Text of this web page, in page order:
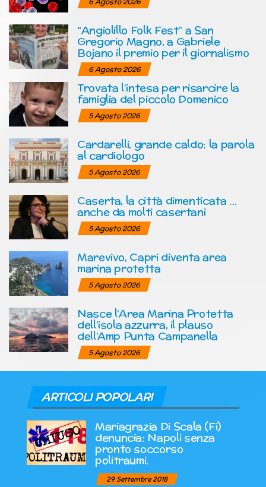
“Angiolillo Folk Fest” a San
Gregorio Magno, a Gabriele
Bojano il premio per il giornalismo
6 Agosto 2026
Trovata l’intesa per risarcire la
famiglia del piccolo Domenico
5 Agosto 2026
Cardarelli, grande caldo: la parola
al cardiologo
5 Agosto 2026
Caserta, la città dimenticata …
anche da molti casertani
5 Agosto 2026
Marevivo, Capri diventa area
marina protetta
5 Agosto 2026
Nasce l’Area Marina Protetta
dell’isola azzurra, il plauso
dell’Amp Punta Campanella
5 Agosto 2026
ARTICOLI POPOLARI
Mariagrazia Di Scala (Fi)
denuncia: Napoli senza
pronto soccorso
politraumi.
29 Settembre 2018